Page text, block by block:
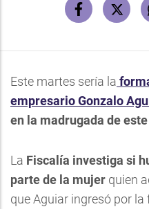
Este martes sería la
empresario Gonzalo
en la madrugada de
La Fiscalía investiga si
parte de la mujer quien
que Aguiar ingresó por